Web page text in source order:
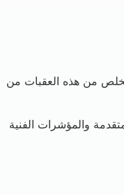
من هذه العقبات من
والمؤشرات الفنية